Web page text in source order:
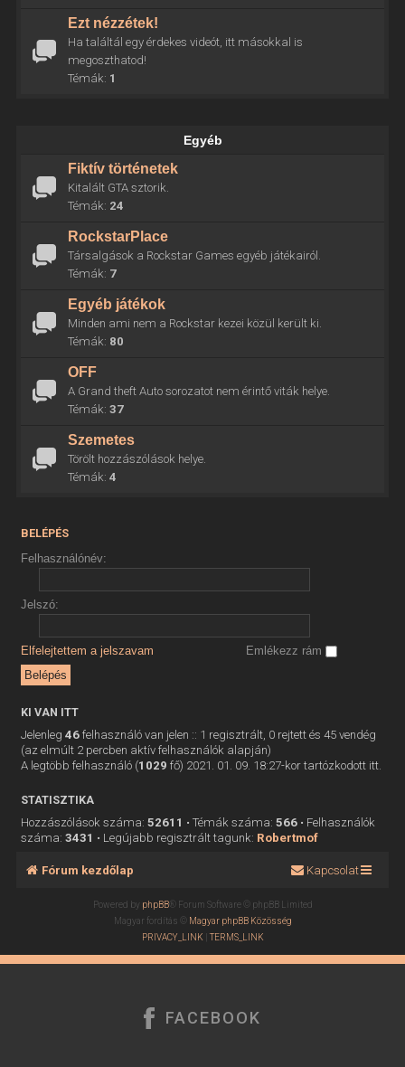
Ezt nézzétek!
Ha találtál egy érdekes videót, itt másokkal is
megoszthatod!
Témák: 1
Egyéb
Fiktív történetek
Kitalált GTA sztorik.
Témák: 24
RockstarPlace
Társalgások a Rockstar Games egyéb játékairól.
Témák: 7
Egyéb játékok
Minden ami nem a Rockstar kezei közül került ki.
Témák: 80
OFF
A Grand theft Auto sorozatot nem érintő viták helye.
Témák: 37
Szemetes
Törölt hozzászólások helye.
Témák: 4
BELÉPÉS
Felhasználónév:
Jelszó:
Elfelejtettem a jelszavam Emlékezz rám
KI VAN ITT
Jelenleg 46felhasználó van jelen :: 1 regisztrált, 0 rejtett és 45 vendég
(az elmúlt 2 percben aktív felhasználók alapján)
A legtöbb felhasználó (1029 fő) 2021. 01. 09. 18:27-kor tartózkodott itt.
STATISZTIKA
Hozzászólások száma: 52611 • Témák száma: 566• Felhasználók
száma: 3431 • Legújabb regisztrált tagunk: Robertmof
Fórum kezdőlap Kapcsolat
Powered by phpBB® Forum Software © phpBB Limited
Magyar fordítás © Magyar phpBB Közösség
PRIVACY_LINK |TERMS_LINK
FACEBOOK